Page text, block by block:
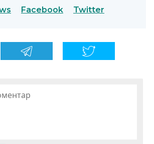
Facebook Twitter